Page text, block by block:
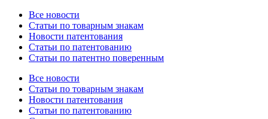
Все новости
Статьи по товарным знакам
Новости патентования
Статьи по патентованию
Статьи по патентно поверенным
Все новости
Статьи по товарным знакам
Новости патентования
Статьи по патентованию